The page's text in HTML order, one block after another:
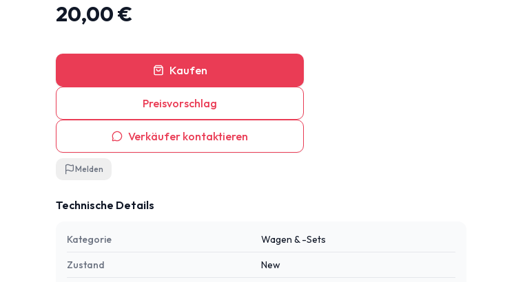
20,00 €
Kaufen
Preisvorschlag
Verkäufer kontaktieren
Melden
Technische Details
Kategorie Wagen & -Sets
Zustand New